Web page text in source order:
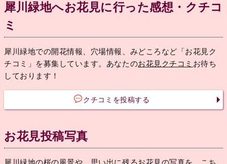
犀川緑地へお花見に行った感想・クチコ
ミ
犀川緑地での開花情報、穴場情報、みどころなど「お花見ク
チコミ」を募集しています。あなたのお花見クチコミ お待ち
しております！
クチコミを投稿する
お花見投稿写真
犀川緑地の桜の風景や、思い出に残るお花見の写真を、こち